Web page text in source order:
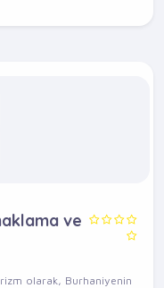
ve
olarak, Burhaniyenin